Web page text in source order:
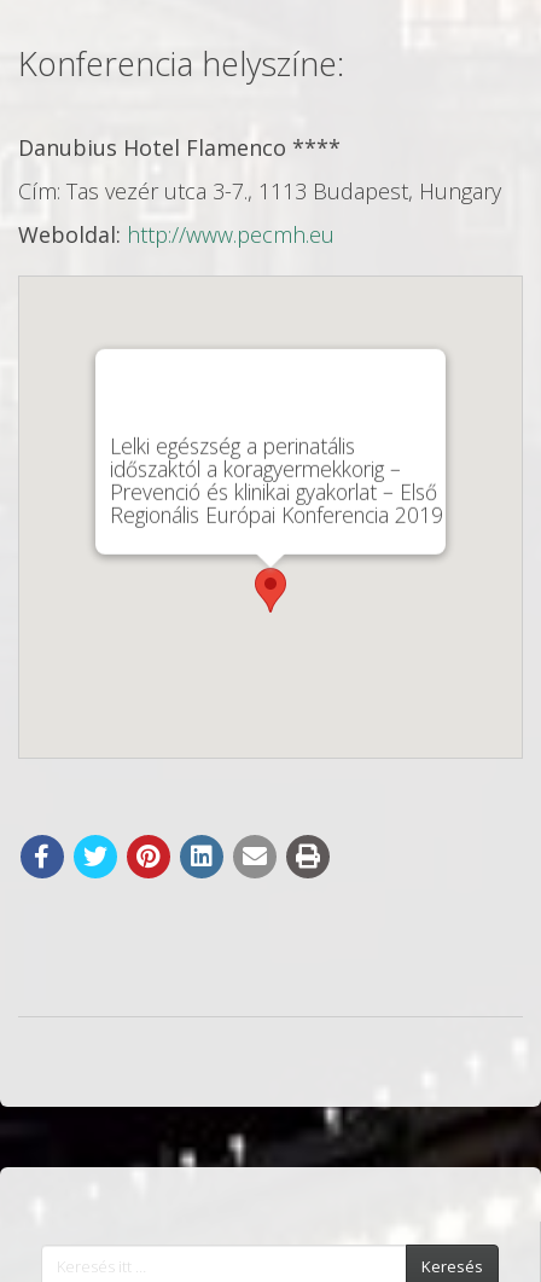
Konferencia helyszíne:
Danubius Hotel Flamenco ****
Cím: Tas vezér utca 3-7., 1113 Budapest, Hungary
Weboldal: http://www.pecmh.eu
Lelki egészség a perinatális
időszaktól a koragyermekkorig –
Prevenció és klinikai gyakorlat – Első
Regionális Európai Konferencia 2019
Keresés